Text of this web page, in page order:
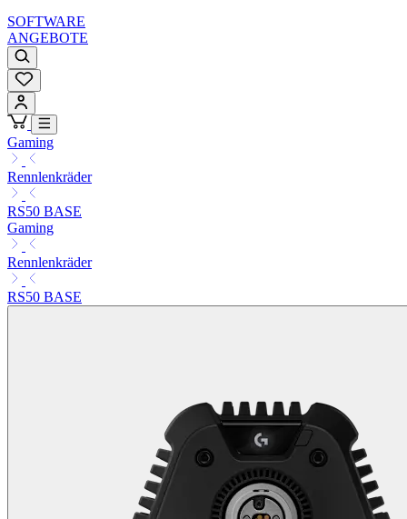
SOFTWARE
ANGEBOTE
Gaming
Rennlenkräder
RS50 BASE
Gaming
Rennlenkräder
RS50 BASE